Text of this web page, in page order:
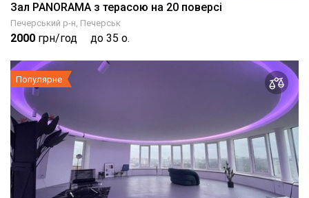
Зал PANORAMA з терасою на 20 поверсі
Печерський р-н, Печерськ
2000 грн/год до 35 о.
Популярне